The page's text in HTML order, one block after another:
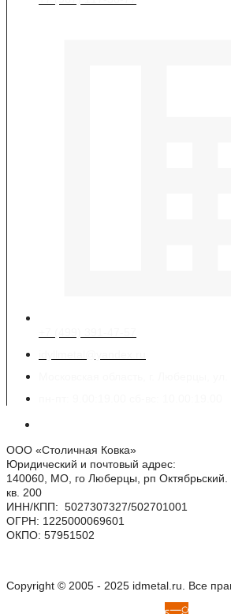
ООО «Столичная Ковка»
Юридический и почтовый адрес:
140060, МО, го Люберцы, рп
кв. 200
ИНН/КПП: 5027307327/502701001
ОГРН: 1225000069601
ОКПО: 57951502
Copyright © 2005 - 2025 idmetal.ru. Все